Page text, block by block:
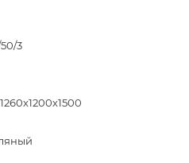
3
1260х1200х1500